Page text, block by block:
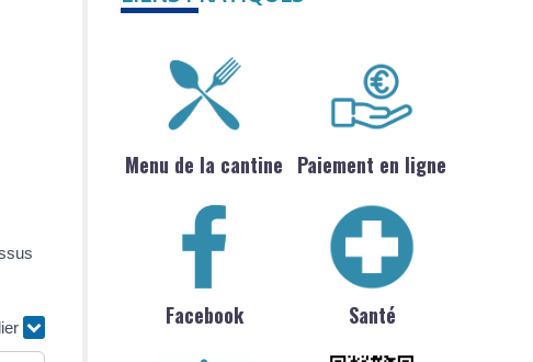
Menu de la cantine Paiement en ligne
Facebook Santé